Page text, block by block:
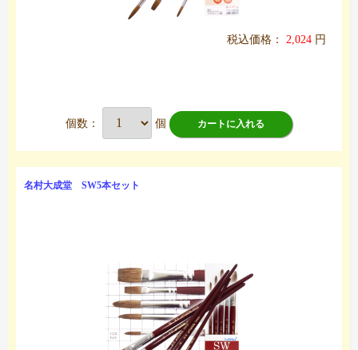
税込価格： 2,024 円
個数： 個 カートに入れる
名村大成堂 SW5本セット